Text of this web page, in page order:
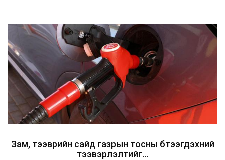
Зам, тээврийн сайд газрын тосны бүтээгдэхүүний
тээвэрлэлтийг...